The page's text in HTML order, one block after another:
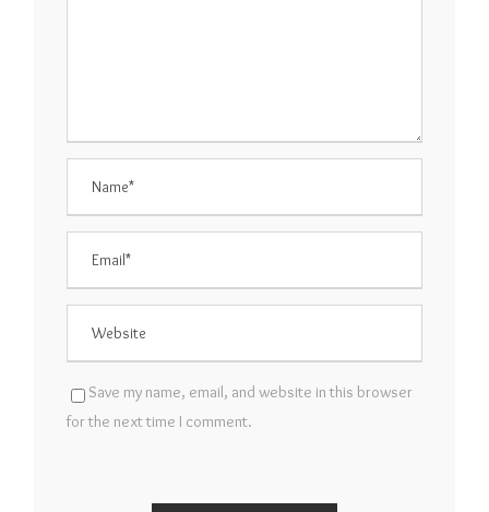
Save my name, email, and website in this browser
for the next time I comment.